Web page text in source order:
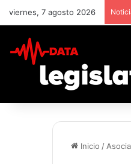
viernes, 7 agosto 2026
Inicio /